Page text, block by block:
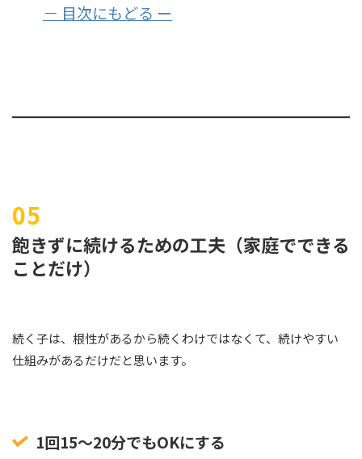
－ 目次にもどる ー
飽きずに続けるための工夫（家庭でできる
ことだけ）
続く子は、根性があるから続くわけではなくて、続けやすい
仕組みがあるだけだと思います。
1回15〜20分でもOKにする